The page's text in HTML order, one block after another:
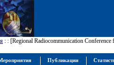
: : [Regional Radiocommunication
Публикации